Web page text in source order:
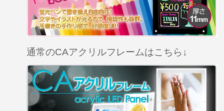
通常のCAアクリルフレームはこちら↓